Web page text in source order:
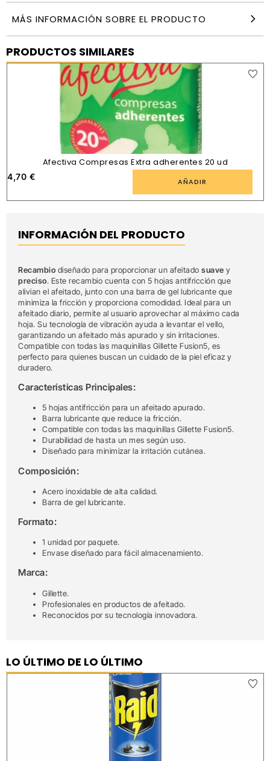
MÁS INFORMACIÓN SOBRE EL PRODUCTO
PRODUCTOS SIMILARES
Afectiva Compresas Extra adherentes 20 ud
4,70 € AÑADIR
INFORMACIÓN DEL PRODUCTO
Recambio diseñado para proporcionar un afeitado suave y
preciso. Este recambio cuenta con 5 hojas antifricción que
alivian el afeitado, junto con una barra de gel lubricante que
minimiza la fricción y proporciona comodidad. Ideal para un
afeitado diario, permite al usuario aprovechar al máximo cada
hoja. Su tecnología de vibración ayuda a levantar el vello,
garantizando un afeitado más apurado y sin irritaciones.
Compatible con todas las maquinillas Gillette Fusion5, es
perfecto para quienes buscan un cuidado de la piel eficaz y
duradero.
Características Principales:
5 hojas antifricción para un afeitado apurado.
Barra lubricante que reduce la fricción.
Compatible con todas las maquinillas Gillette Fusion5.
Durabilidad de hasta un mes según uso.
Diseñado para minimizar la irritación cutánea.
Composición:
Acero inoxidable de alta calidad.
Barra de gel lubricante.
Formato:
1 unidad por paquete.
Envase diseñado para fácil almacenamiento.
Marca:
Gillette.
Profesionales en productos de afeitado.
Reconocidos por su tecnología innovadora.
LO ÚLTIMO DE LO ÚLTIMO